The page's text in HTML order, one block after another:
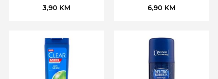
3,90 KM 6,90 KM